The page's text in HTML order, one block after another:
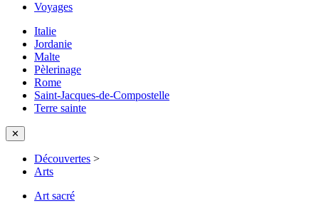
Voyages
Italie
Jordanie
Malte
Pèlerinage
Rome
Saint-Jacques-de-Compostelle
Terre sainte
✕
Découvertes >
Arts
Art sacré